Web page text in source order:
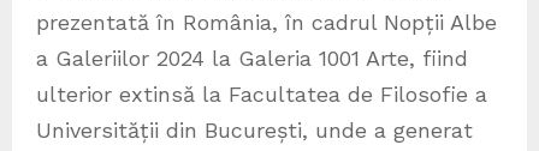
prezentată în România, în cadrul Nopții Albe
a Galeriilor 2024 la Galeria 1001 Arte, fiind
ulterior extinsă la Facultatea de Filosofie a
Universității din București, unde a generat